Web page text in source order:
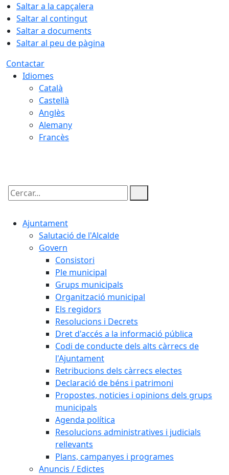
Saltar a la capçalera
Saltar al contingut
Saltar a documents
Saltar al peu de pàgina
Contactar
Idiomes
Català
Castellà
Anglès
Alemany
Francès
Cercar:
Ajuntament
Salutació de l'Alcalde
Govern
Consistori
Ple municipal
Grups municipals
Organització municipal
Els regidors
Resolucions i Decrets
Dret d'accés a la informació pública
Codi de conducte dels alts càrrecs de
l'Ajuntament
Retribucions dels càrrecs electes
Declaració de béns i patrimoni
Propostes, noticies i opinions dels grups
municipals
Agenda política
Resolucions administratives i judicials
rellevants
Plans, campanyes i programes
Anuncis / Edictes